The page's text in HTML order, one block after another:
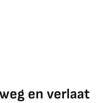
en verlaat